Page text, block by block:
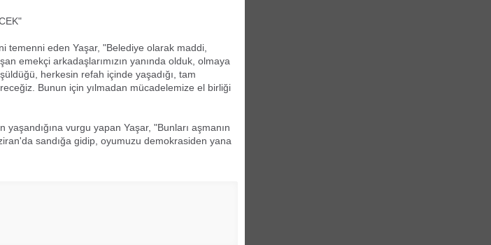
temenni eden Yaşar, "Belediye olarak maddi,
emekçi arkadaşlarımızın yanında olduk, olmaya
herkesin refah içinde yaşadığı, tam
Bunun için yılmadan mücadelemize el birliği
yaşandığına vurgu yapan Yaşar, "Bunları aşmanın
sandığa gidip, oyumuzu demokrasiden yana